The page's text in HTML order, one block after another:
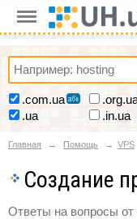
.com.ua
.ua
.in.ua
Главная Помощь VPS
Создание
Ответы на вопросы от